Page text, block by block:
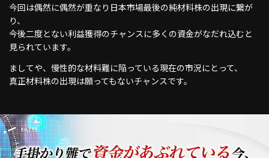
今回は偶然に偶然が重なり日本市場最後の純材料株の出現に繋が
り、
今後二度とない利益獲得のチャンスに多くの資金がなだれ込むと
見られています。
ましてや、慢性的な材料難に陥っている現在の市況にとって、
真正材料株の出現は願ってもないチャンスです。